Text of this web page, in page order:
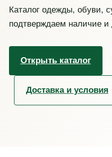
Каталог одежды, обуви,
подтверждаем наличие
Открыть каталог
Доставка и условия